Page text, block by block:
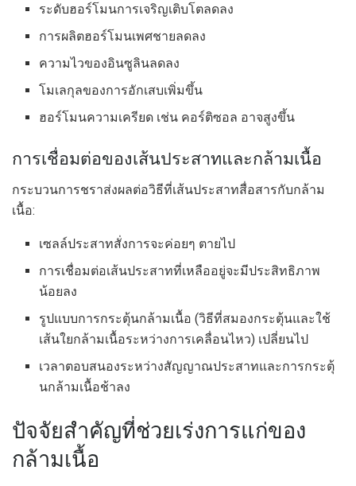
ระดับฮอร์โมนการเจริญเติบโตลดลง
การผลิตฮอร์โมนเพศชายลดลง
ความไวของอินซูลินลดลง
โมเลกุลของการอักเสบเพิ่มขึ้น
ฮอร์โมนความเครียด เช่น คอร์ติซอล อาจสูงขึ้น
การเชื่อมต่อของเส้นประสาทและกล้ามเนื้อ
กระบวนการชราส่งผลต่อวิธีที่เส้นประสาทสื่อสารกับกล้าม
เนื้อ:
เซลล์ประสาทสั่งการจะค่อยๆ ตายไป
การเชื่อมต่อเส้นประสาทที่เหลืออยู่จะมีประสิทธิภาพ
น้อยลง
รูปแบบการกระตุ้นกล้ามเนื้อ (วิธีที่สมองกระตุ้นและใช้
เส้นใยกล้ามเนื้อระหว่างการเคลื่อนไหว) เปลี่ยนไป
เวลาตอบสนองระหว่างสัญญาณประสาทและการกระตุ้
นกล้ามเนื้อช้าลง
ปัจจัยสำคัญที่ช่วยเร่งการแก่ของ
กล้ามเนื้อ